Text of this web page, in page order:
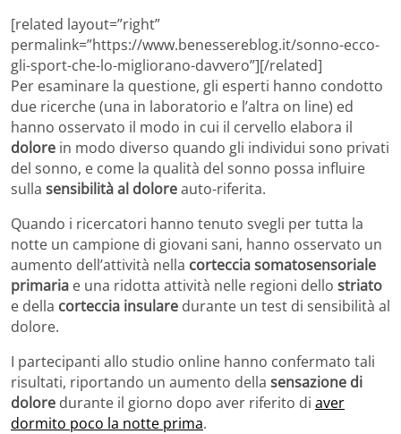
[related layout=”right”
permalink=”https://www.benessereblog.it/sonno-ecco-
gli-sport-che-lo-migliorano-davvero”][/related]
Per esaminare la questione, gli esperti hanno condotto
due ricerche (una in laboratorio e l’altra on line) ed
hanno osservato il modo in cui il cervello elabora il
dolore in modo diverso quando gli individui sono privati
del sonno, e come la qualità del sonno possa influire
sulla sensibilità al doloreauto-riferita.
Quando i ricercatori hanno tenuto svegli per tutta la
notte un campione di giovani sani, hanno osservato un
aumento dell’attività nella corteccia somatosensoriale
primaria e una ridotta attività nelle regioni dello striato
e della corteccia insulare durante un test di sensibilità al
dolore.
I partecipanti allo studio online hanno confermato tali
risultati, riportando un aumento della sensazione di
dolore durante il giorno dopo aver riferito di aver
dormito poco la notte prima.